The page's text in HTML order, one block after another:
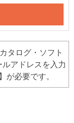
タログ・ソフト
アドレスを入力
が必要です。